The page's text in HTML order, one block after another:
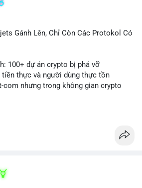
Gánh Lên, Chỉ Còn Các Protokol Có
100+ dự án crypto bị phá vỡ
thực và người dùng thực tồn
com nhưng trong không gian crypto